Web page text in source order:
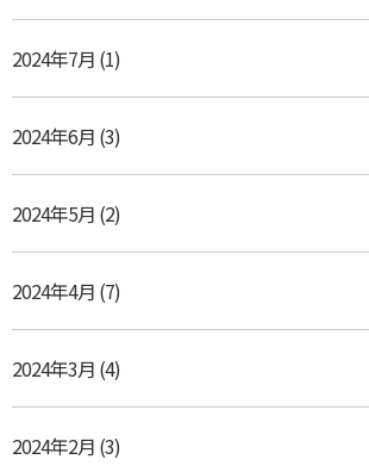
2024年7月 (1)
2024年6月 (3)
2024年5月 (2)
2024年4月 (7)
2024年3月 (4)
2024年2月 (3)